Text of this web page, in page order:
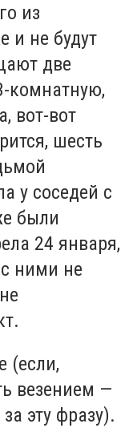
из
и не будут
две
комнатную,
вот-вот
шесть
у соседей с
были
24 января,
ними не
(если,
везением —
эту фразу).